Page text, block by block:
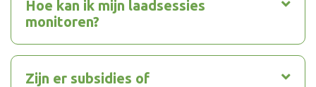
Hoe kan ik mijn laadsessies
monitoren?
Zijn er subsidies of